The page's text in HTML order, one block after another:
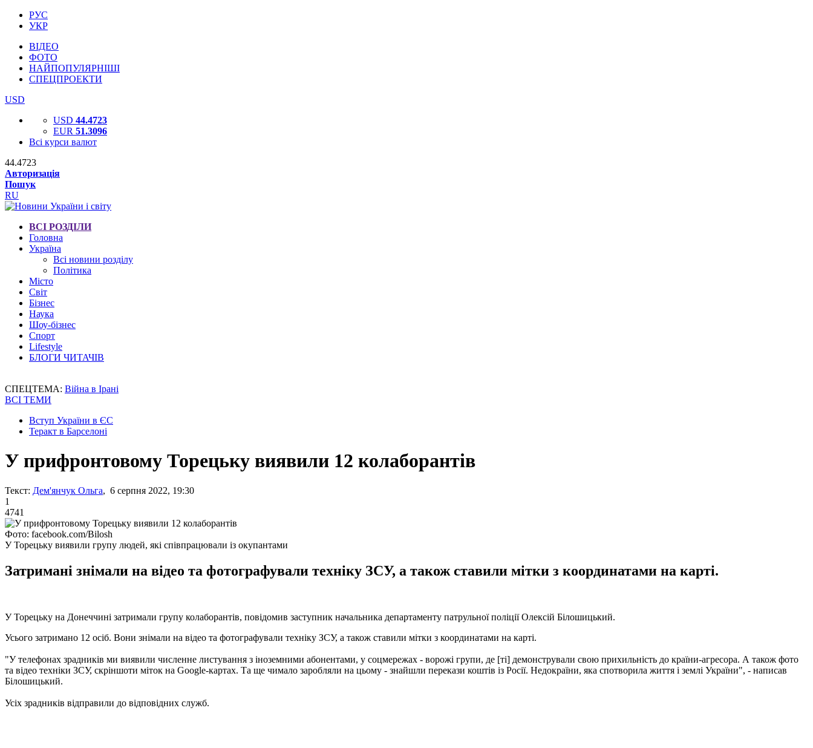
РУС
УКР
ВІДЕО
ФОТО
НАЙПОПУЛЯРНІШІ
СПЕЦПРОЕКТИ
USD
USD 44.4723
EUR 51.3096
Всі курси валют
44.4723
Авторизація
Пошук
RU
ВСІ РОЗДІЛИ
Головна
Україна
Всі новини розділу
Політика
Місто
Світ
Бізнес
Наука
Шоу-бізнес
Спорт
Lifestyle
БЛОГИ ЧИТАЧІВ
СПЕЦТЕМА: Війна в Ірані
ВСІ ТЕМИ
Вступ України в ЄС
Теракт в Барселоні
У прифронтовому Торецьку виявили 12 колаборантів
Текст: Дем'янчук Ольга, 6 серпня 2022, 19:30
1
4741
Фото: facebook.com/Bilosh
У Торецьку виявили групу людей, які співпрацювали із окупантами
Затримані знімали на відео та фотографували техніку ЗСУ, а також ставили мітки з координатами на карті.
У Торецьку на Донеччині затримали групу колаборантів, повідомив заступник начальника департаменту патрульної поліції Олексій Білошицький.
Усього затримано 12 осіб. Вони знімали на відео та фотографували техніку ЗСУ, а також ставили мітки з координатами на карті.
"У телефонах зрадників ми виявили численне листування з іноземними абонентами, у соцмережах - ворожі групи, де [ті] демонстрували свою прихильність до країни-агресора. А також фото
та відео техніки ЗСУ, скріншоти міток на Google-картах. Та ще чимало заробляли на цьому - знайшли перекази коштів із Росії. Недокраїни, яка спотворила життя і землі України", - написав
Білошицький.
Усіх зрадників відправили до відповідних служб.